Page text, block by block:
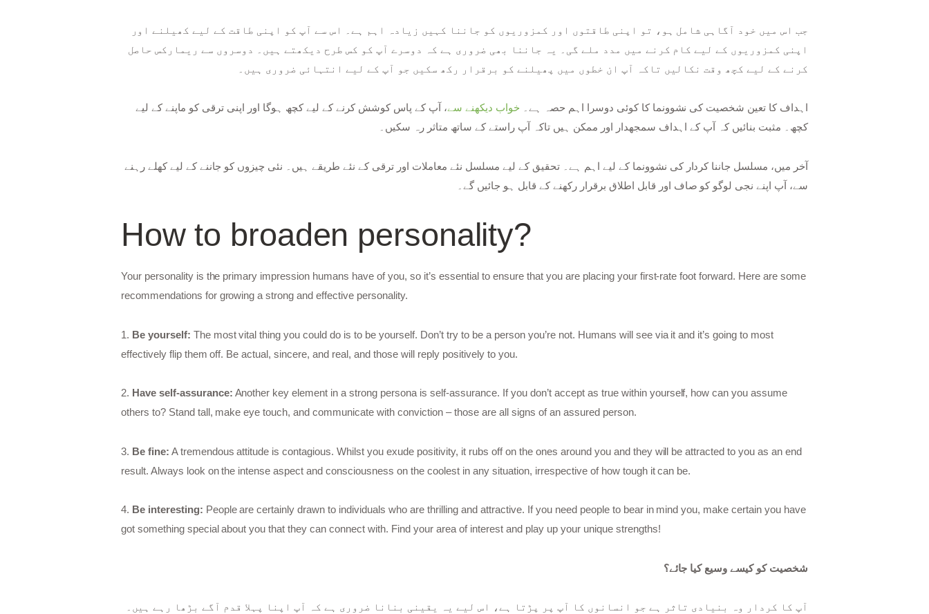
جب اس میں خود آگاہی شامل ہو، تو اپنی طاقتوں اور کمزوریوں کو جاننا کہیں زیادہ اہم ہے۔ اس سے آپ کو اپنی طاقت کے لیے کھیلنے اور
اپنی کمزوریوں کے لیے کام کرنے میں مدد ملے گی۔ یہ جاننا بھی ضروری ہے کہ دوسرے آپ کو کس طرح دیکھتے ہیں۔ دوسروں سے ریمارکس حاصل
کرنے کے لیے کچھ وقت نکالیں تاکہ آپ ان خطوں میں پھیلنے کو برقرار رکھ سکیں جو آپ کے لیے انتہائی ضروری ہیں۔
اہداف کا تعین شخصیت کی نشوونما کا کوئی دوسرا اہم حصہ ہے۔ خواب دیکھنے سے، آپ کے پاس کوشش کرنے کے لیے کچھ ہوگا اور اپنی ترقی کو ماپنے کے لیے
کچھ۔ مثبت بنائیں کہ آپ کے اہداف سمجھدار اور ممکن ہیں تاکہ آپ راستے کے ساتھ متاثر رہ سکیں۔
آخر میں، مسلسل جاننا کردار کی نشوونما کے لیے اہم ہے۔ تحقیق کے لیے مسلسل نئے معاملات اور ترقی کے نئے طریقے ہیں۔ نئی چیزوں کو جاننے کے لیے کھلے رہنے
سے، آپ اپنے نجی لوگو کو صاف اور قابل اطلاق برقرار رکھنے کے قابل ہو جائیں گے۔
How to broaden personality?
Your personality is the primary impression humans have of you, so it’s essential to ensure that you are placing your first-rate foot forward. Here are some
recommendations for growing a strong and effective personality.
1. Be yourself: The most vital thing you could do is to be yourself. Don’t try to be a person you’re not. Humans will see via it and it’s going to most
effectively flip them off. Be actual, sincere, and real, and those will reply positively to you.
2. Have self-assurance: Another key element in a strong persona is self-assurance. If you don’t accept as true within yourself, how can you assume
others to? Stand tall, make eye touch, and communicate with conviction – those are all signs of an assured person.
3. Be fine: A tremendous attitude is contagious. Whilst you exude positivity, it rubs off on the ones around you and they will be attracted to you as an end
result. Always look on the intense aspect and consciousness on the coolest in any situation, irrespective of how tough it can be.
4. Be interesting: People are certainly drawn to individuals who are thrilling and attractive. If you need people to bear in mind you, make certain you have
got something special about you that they can connect with. Find your area of interest and play up your unique strengths!
شخصیت کو کیسے وسیع کیا جائے؟
آپ کا کردار وہ بنیادی تاثر ہے جو انسانوں کا آپ پر پڑتا ہے، اس لیے یہ یقینی بنانا ضروری ہے کہ آپ اپنا پہلا قدم آگے بڑھا رہے ہیں۔